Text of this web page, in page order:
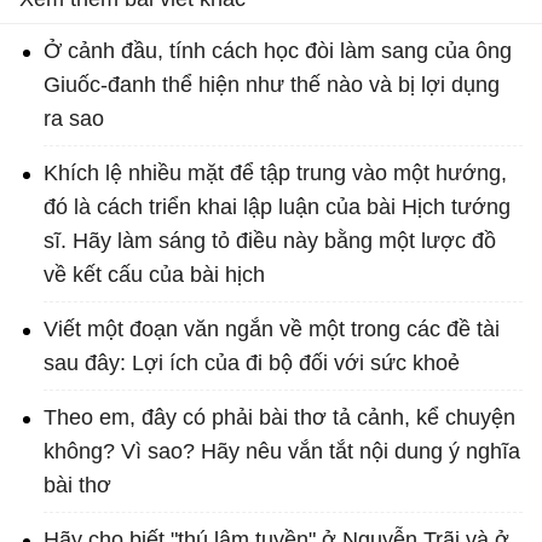
Ở cảnh đầu, tính cách học đòi làm sang của ông
Giuốc-đanh thể hiện như thế nào và bị lợi dụng
ra sao
Khích lệ nhiều mặt để tập trung vào một hướng,
đó là cách triển khai lập luận của bài Hịch tướng
sĩ. Hãy làm sáng tỏ điều này bằng một lược đồ
về kết cấu của bài hịch
Viết một đoạn văn ngắn về một trong các đề tài
sau đây: Lợi ích của đi bộ đối với sức khoẻ
Theo em, đây có phải bài thơ tả cảnh, kể chuyện
không? Vì sao? Hãy nêu vắn tắt nội dung ý nghĩa
bài thơ